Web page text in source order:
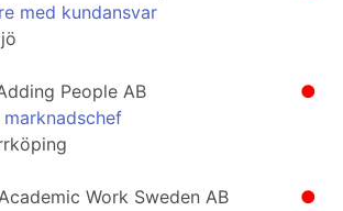
med kundansvar
●
People AB
●
Work Sweden AB